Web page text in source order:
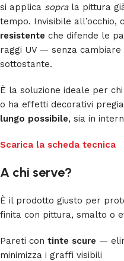
si applica soprala pittura
tempo. Invisibile all’occhio,
resistente che difende le
raggi UV — senza
sottostante.
È la soluzione ideale per
o ha effetti decorativi
lungo possibile, sia in
Scarica la scheda tecnica
A chi serve?
È il prodotto giusto per
finita con pittura, smalto o
Pareti con tinte scure —
minimizza i graffi visibili